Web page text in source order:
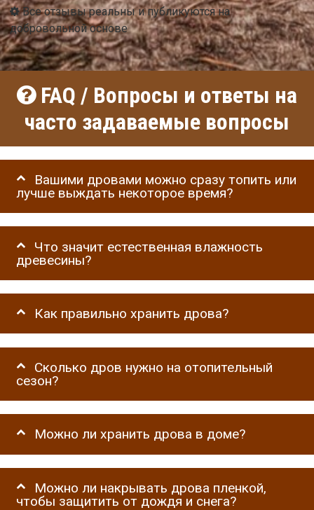
Все отзывы реальны и публикуются на
добровольной основе
FAQ / Вопросы и ответы на
часто задаваемые вопросы
Вашими дровами можно сразу топить или
лучше выждать некоторое время?
Что значит естественная влажность
древесины?
Как правильно хранить дрова?
Сколько дров нужно на отопительный
сезон?
Можно ли хранить дрова в доме?
Можно ли накрывать дрова пленкой,
чтобы защитить от дождя и снега?